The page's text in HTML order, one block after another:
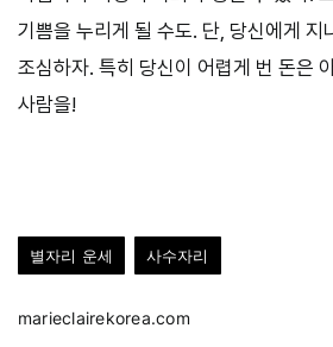
기쁨을 누리게 될 수도. 단, 당신에게 지
조심하자. 특히 당신이 어렵게 번 돈은
사람을!
별자리 운세 사수자리
marieclairekorea.com